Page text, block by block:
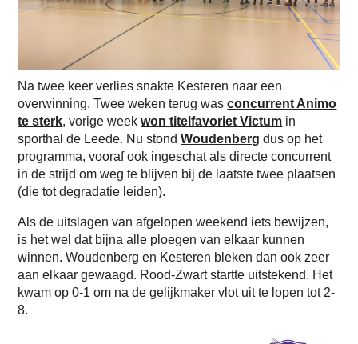
Na twee keer verlies snakte Kesteren naar een
overwinning. Twee weken terug wasconcurrent Animo
te sterk, vorige weekwon titelfavoriet Victum in
sporthal de Leede. Nu stondWoudenberg dus op het
programma, vooraf ook ingeschat als directe concurrent
in de strijd om weg te blijven bij de laatste twee plaatsen
(die tot degradatie leiden).
Als de uitslagen van afgelopen weekend iets bewijzen,
is het wel dat bijna alle ploegen van elkaar kunnen
winnen. Woudenberg en Kesteren bleken dan ook zeer
aan elkaar gewaagd. Rood-Zwart startte uitstekend. Het
kwam op 0-1 om na de gelijkmaker vlot uit te lopen tot 2-
8.